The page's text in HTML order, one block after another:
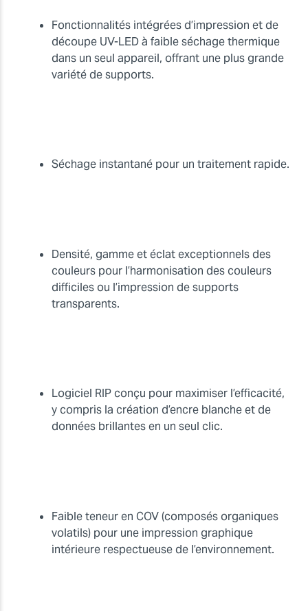
Fonctionnalités intégrées d’impression et de
découpe UV-LED à faible séchage thermique
dans un seul appareil, offrant une plus grande
variété de supports.
Séchage instantané pour un traitement rapide.
Densité, gamme et éclat exceptionnels des
couleurs pour l’harmonisation des couleurs
difficiles ou l’impression de supports
transparents.
Logiciel RIP conçu pour maximiser l’efficacité,
y compris la création d’encre blanche et de
données brillantes en un seul clic.
Faible teneur en COV (composés organiques
volatils) pour une impression graphique
intérieure respectueuse de l’environnement.